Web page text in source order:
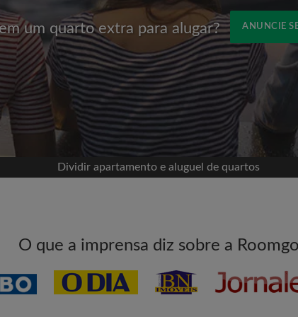
um quarto extra para alugar? ANUNCIE
o Facebook
linha do tempo sem
quarto
a procurar
quartos ou novas
aos quartos
Nome
Dividir apartamento e aluguel de quartos
O que a imprensa diz sobre a Roomgo